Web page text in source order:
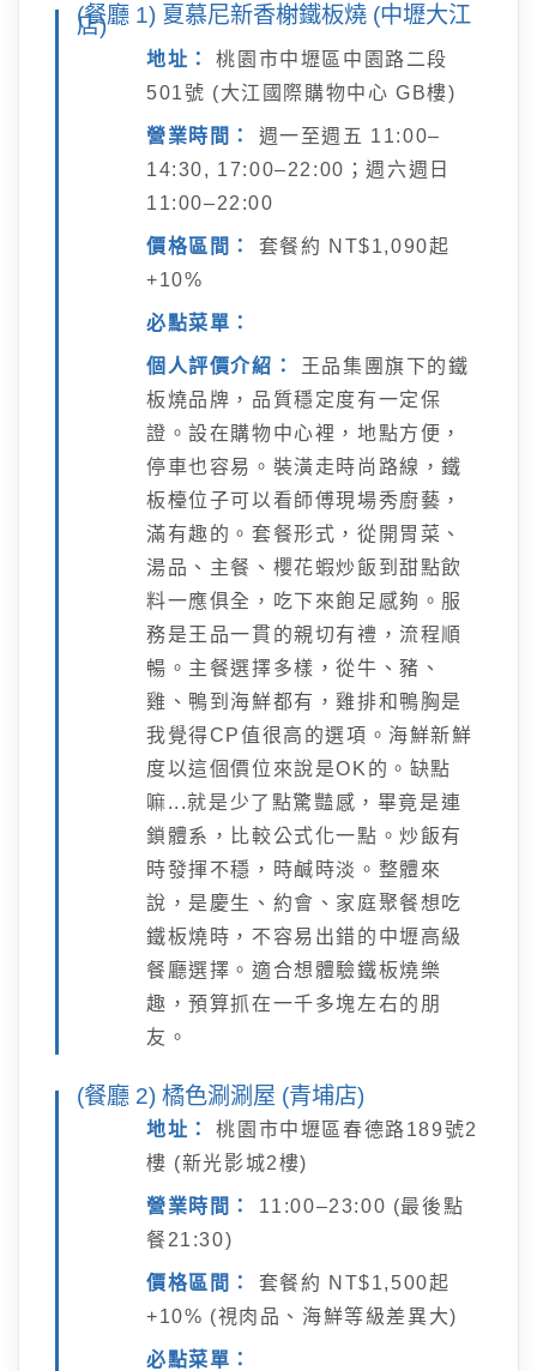
(餐廳 1) 夏慕尼新香榭鐵板燒 (中壢大江
店)
地址：
桃園市中壢區中園路二段
501號 (大江國際購物中心 GB樓)
營業時間：
週一至週五 11:00–
14:30, 17:00–22:00；週六週日
11:00–22:00
價格區間：
套餐約 NT$1,090起
+10%
必點菜單：
個人評價介紹：
王品集團旗下的鐵
板燒品牌，品質穩定度有一定保
證。設在購物中心裡，地點方便，
停車也容易。裝潢走時尚路線，鐵
板檯位子可以看師傅現場秀廚藝，
滿有趣的。套餐形式，從開胃菜、
湯品、主餐、櫻花蝦炒飯到甜點飲
料一應俱全，吃下來飽足感夠。服
務是王品一貫的親切有禮，流程順
暢。主餐選擇多樣，從牛、豬、
雞、鴨到海鮮都有，雞排和鴨胸是
我覺得CP值很高的選項。海鮮新鮮
度以這個價位來說是OK的。缺點
嘛...就是少了點驚豔感，畢竟是連
鎖體系，比較公式化一點。炒飯有
時發揮不穩，時鹹時淡。整體來
說，是慶生、約會、家庭聚餐想吃
鐵板燒時，不容易出錯的中壢高級
餐廳選擇。適合想體驗鐵板燒樂
趣，預算抓在一千多塊左右的朋
友。
(餐廳 2) 橘色涮涮屋 (青埔店)
地址：
桃園市中壢區春德路189號2
樓 (新光影城2樓)
營業時間：
11:00–23:00 (最後點
餐21:30)
價格區間：
套餐約 NT$1,500起
+10% (視肉品、海鮮等級差異大)
必點菜單：